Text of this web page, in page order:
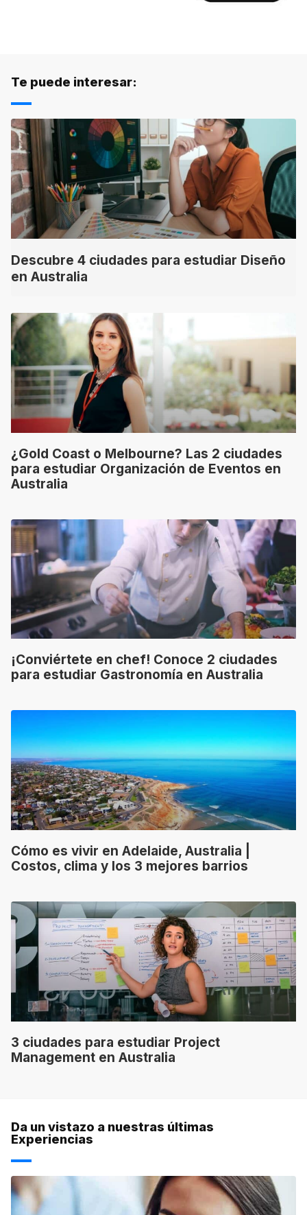
Te puede interesar:
Descubre 4 ciudades para estudiar Diseño
en Australia
¿Gold Coast o Melbourne? Las 2 ciudades
para estudiar Organización de Eventos en
Australia
¡Conviértete en chef! Conoce 2 ciudades
para estudiar Gastronomía en Australia
Cómo es vivir en Adelaide, Australia |
Costos, clima y los 3 mejores barrios
3 ciudades para estudiar Project
Management en Australia
Da un vistazo a nuestras últimas
Experiencias